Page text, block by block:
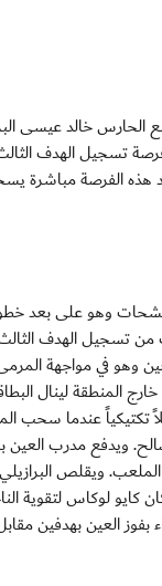
في الدقيقة 61 وبعدها بدقيقة واحدة يمنع
تسجيل الهدف
وبعد هذه الفرصة
وهو على بعد
يسلم الذي اقترب من تسجيل
وهو في مواجهة
لينال البطاقة
تبديلاً تكتيكياً عندما
صالح. ويدفع مدرب
من الملعب. ويقلص
العنزي مكان كايو لوكاس
بفوز العين بهدفين